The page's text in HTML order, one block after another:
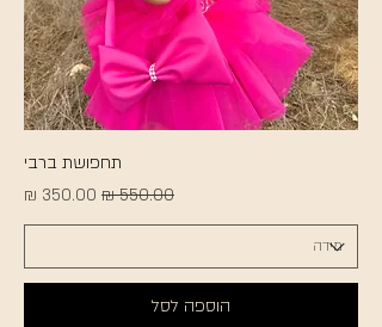
תחפושת ברבי
מחיר רגיל
מחיר מבצע
הוספה לסל